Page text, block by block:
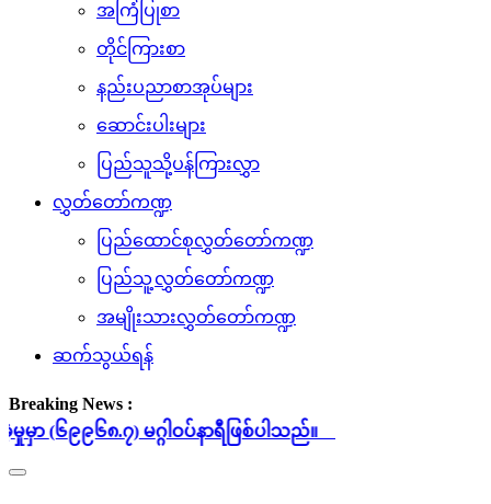
အကြံပြုစာ
တိုင်ကြားစာ
နည်းပညာစာအုပ်များ
ဆောင်းပါးများ
ပြည်သူသို့ပန်ကြားလွှာ
လွှတ်တော်ကဏ္ဍ
ပြည်ထောင်စုလွှတ်တော်ကဏ္ဍ
ပြည်သူ့လွှတ်တော်ကဏ္ဍ
အမျိုးသားလွှတ်တော်ကဏ္ဍ
ဆက်သွယ်ရန်
Breaking News :
ဂါဝပ်နာရီဖြစ်ပါသည်။
Toggle